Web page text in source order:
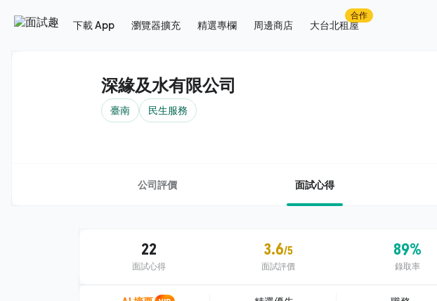
下載 App 瀏覽器擴充 精選專欄 周邊商店 大台北租屋
合作
深緣及水有限公司
臺南 民生服務
公司評價 面試心得
22
面試心得
3.6/5
面試評價
89%
錄取率